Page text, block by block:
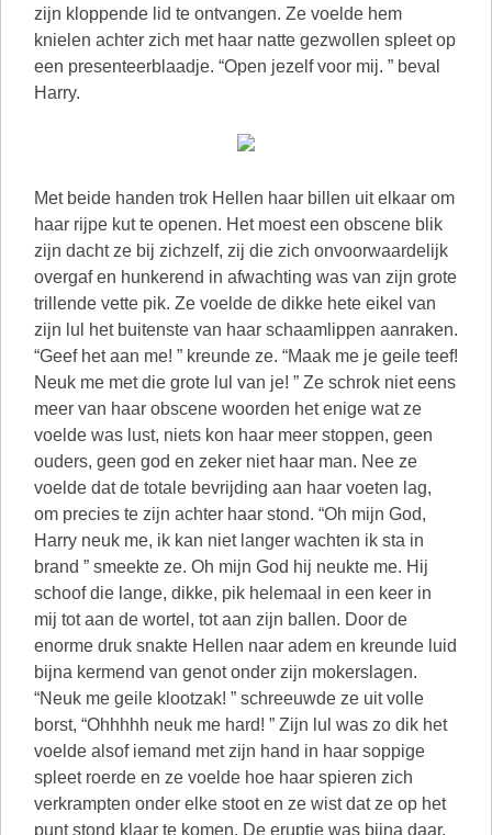
zijn kloppende lid te ontvangen. Ze voelde hem
knielen achter zich met haar natte gezwollen spleet op
een presenteerblaadje. “Open jezelf voor mij. ” beval
Harry.
Met beide handen trok Hellen haar billen uit elkaar om
haar rijpe kut te openen. Het moest een obscene blik
zijn dacht ze bij zichzelf, zij die zich onvoorwaardelijk
overgaf en hunkerend in afwachting was van zijn grote
trillende vette pik. Ze voelde de dikke hete eikel van
zijn lul het buitenste van haar schaamlippen aanraken.
“Geef het aan me! ” kreunde ze. “Maak me je geile teef!
Neuk me met die grote lul van je! ” Ze schrok niet eens
meer van haar obscene woorden het enige wat ze
voelde was lust, niets kon haar meer stoppen, geen
ouders, geen god en zeker niet haar man. Nee ze
voelde dat de totale bevrijding aan haar voeten lag,
om precies te zijn achter haar stond. “Oh mijn God,
Harry neuk me, ik kan niet langer wachten ik sta in
brand ” smeekte ze. Oh mijn God hij neukte me. Hij
schoof die lange, dikke, pik helemaal in een keer in
mij tot aan de wortel, tot aan zijn ballen. Door de
enorme druk snakte Hellen naar adem en kreunde luid
bijna kermend van genot onder zijn mokerslagen.
“Neuk me geile klootzak! ” schreeuwde ze uit volle
borst, “Ohhhhh neuk me hard! ” Zijn lul was zo dik het
voelde alsof iemand met zijn hand in haar soppige
spleet roerde en ze voelde hoe haar spieren zich
verkrampten onder elke stoot en ze wist dat ze op het
punt stond klaar te komen. De eruptie was bijna daar,